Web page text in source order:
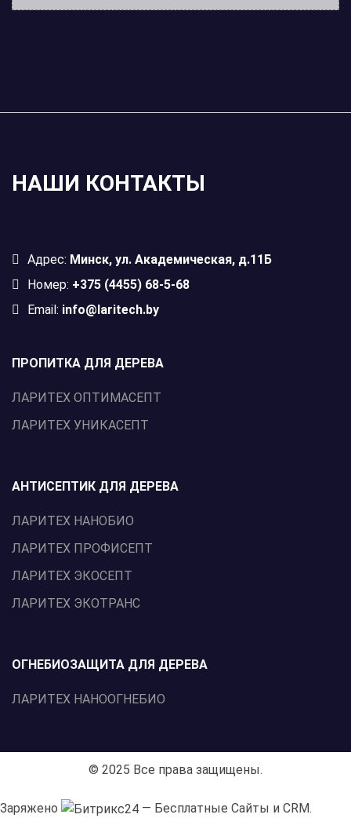
НАШИ КОНТАКТЫ
Адрес: Минск, ул. Академическая, д.11Б
Номер: +375 (4455) 68-5-68
Email: info@laritech.by
ПРОПИТКА ДЛЯ ДЕРЕВА
ЛАРИТЕХ ОПТИМАСЕПТ
ЛАРИТЕХ УНИКАСЕПТ
АНТИСЕПТИК ДЛЯ ДЕРЕВА
ЛАРИТЕХ НАНОБИО
ЛАРИТЕХ ПРОФИСЕПТ
ЛАРИТЕХ ЭКОСЕПТ
ЛАРИТЕХ ЭКОТРАНС
ОГНЕБИОЗАЩИТА ДЛЯ ДЕРЕВА
ЛАРИТЕХ НАНООГНЕБИО
© 2025 Все права защищены.
Заряжено — Бесплатные Сайты и CRM.